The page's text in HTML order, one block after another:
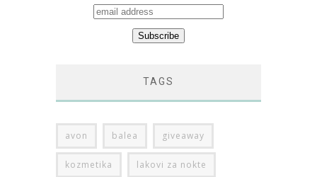
TAGS
avon balea giveaway
kozmetika lakovi za nokte